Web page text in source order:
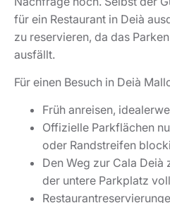
Den Weg zur Cala Deià
der untere Parkplatz
verbinden.
Bei Tagesrouten Bus
Die Gemeinde nennt die
zwischen Port de Sóller und
Valldemossa. Für Gruppen
die Gemeinde eine
Verfügbarkeit.